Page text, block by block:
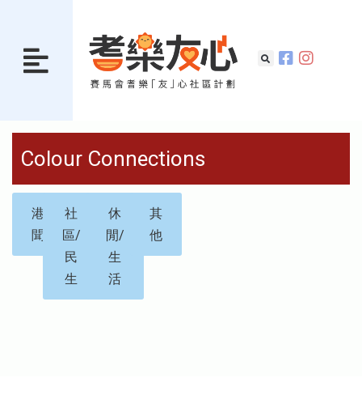
Colour Connections
港
聞
社
區/
民
生
休
閒/
生
活
其
他